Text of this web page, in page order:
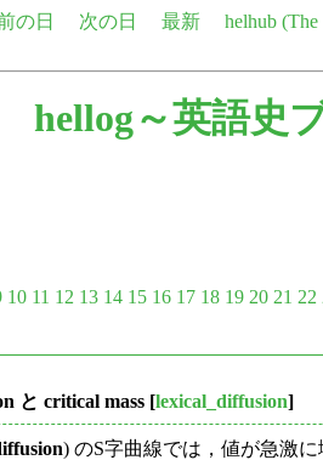
の日 次の日 最新
helhub
hellog～英語史
10 11 12 13 14 15 16 17 18 19 20 21 22
と critical mass [lexical_diffusion]
) のS字曲線では，値が急激